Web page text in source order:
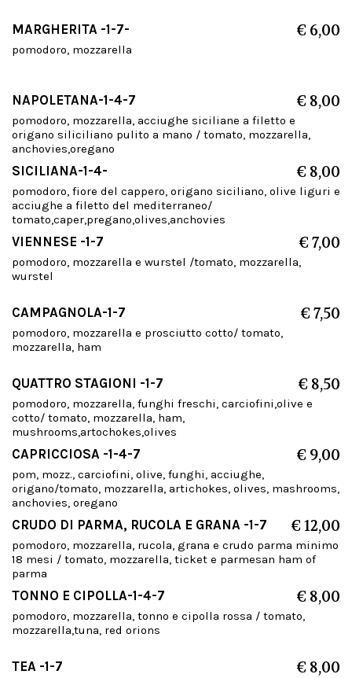
MARGHERITA -1-7-
pomodoro, mozzarella
€ 6,00
NAPOLETANA-1-4-7
pomodoro, mozzarella, acciughe siciliane a filetto e
origano siliciliano pulito a mano / tomato, mozzarella,
anchovies,oregano
€ 8,00
SICILIANA-1-4-
pomodoro, fiore del cappero, origano siciliano, olive liguri e
acciughe a filetto del mediterraneo/
tomato,caper,pregano,olives,anchovies
€ 8,00
VIENNESE -1-7
pomodoro, mozzarella e wurstel /tomato, mozzarella,
wurstel
€ 7,00
CAMPAGNOLA-1-7
pomodoro, mozzarella e prosciutto cotto/ tomato,
mozzarella, ham
€ 7,50
QUATTRO STAGIONI -1-7
pomodoro, mozzarella, funghi freschi, carciofini,olive e
cotto/ tomato, mozzarella, ham,
mushrooms,artochokes,olives
€ 8,50
CAPRICCIOSA -1-4-7
pom, mozz., carciofini, olive, funghi, acciughe,
origano/tomato, mozzarella, artichokes, olives, mashrooms,
anchovies, oregano
€ 9,00
CRUDO DI PARMA, RUCOLA E GRANA -1-7
pomodoro, mozzarella, rucola, grana e crudo parma minimo
18 mesi / tomato, mozzarella, ticket e parmesan ham of
parma
€ 12,00
TONNO E CIPOLLA-1-4-7
pomodoro, mozzarella, tonno e cipolla rossa / tomato,
mozzarella,tuna, red orions
€ 8,00
TEA -1-7 € 8,00